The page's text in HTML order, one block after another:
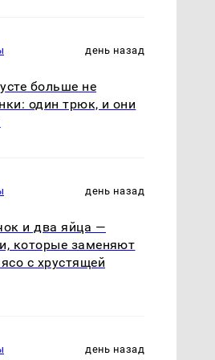
СМИ: В Химках на
машину напали и
подожгли.
день назад
больше не
один трюк, и они
день назад
и два яйца —
которые заменяют
с хрустящей
день назад